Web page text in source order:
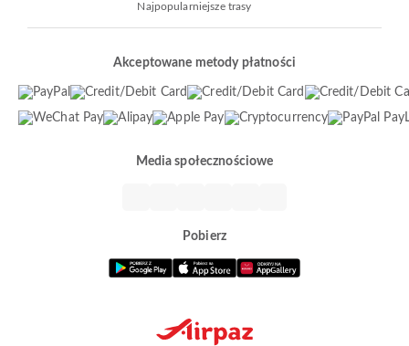
Najpopularniejsze trasy
Akceptowane metody płatności
Media społecznościowe
Pobierz